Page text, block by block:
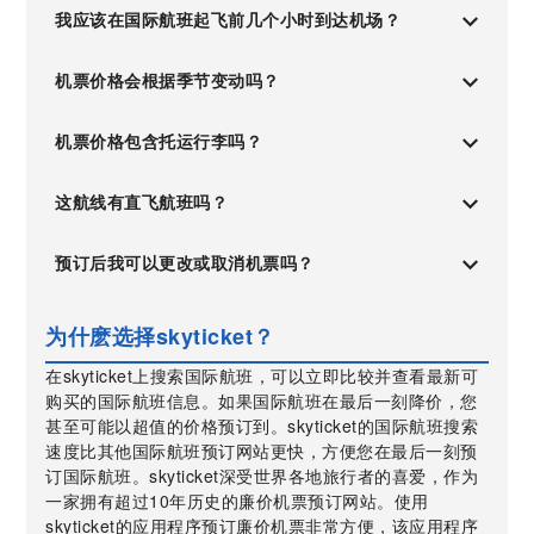
我应该在国际航班起飞前几个小时到达机场？
机票价格会根据季节变动吗？
机票价格包含托运行李吗？
这航线有直飞航班吗？
预订后我可以更改或取消机票吗？
为什麽选择skyticket？
在skyticket上搜索国际航班，可以立即比较并查看最新可
购买的国际航班信息。如果国际航班在最后一刻降价，您
甚至可能以超值的价格预订到。skyticket的国际航班搜索
速度比其他国际航班预订网站更快，方便您在最后一刻预
订国际航班。skyticket深受世界各地旅行者的喜爱，作为
一家拥有超过10年历史的廉价机票预订网站。使用
skyticket的应用程序预订廉价机票非常方便，该应用程序